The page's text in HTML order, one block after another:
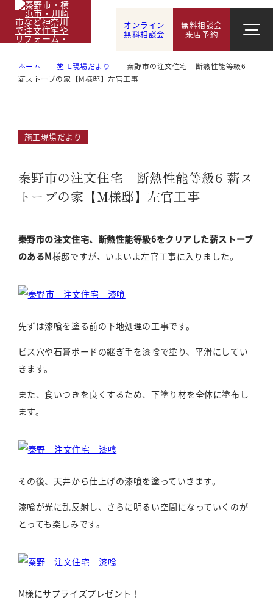
オンライン
無料相談会
無料相談会
来店予約
ホーム 施工現場だより
秦野市の注文住宅 断熱性能等級6
薪ストーブの家【M様邸】左官工事
施工現場だより
秦野市の注文住宅 断熱性能等級6 薪ス
トーブの家【M様邸】左官工事
秦野市の注文住宅、断熱性能等級6をクリアした薪ストーブ
のあるM様邸ですが、いよいよ左官工事に入りました。
先ずは漆喰を塗る前の下地処理の工事です。
ビス穴や石膏ボードの継ぎ手を漆喰で塗り、平滑にしてい
きます。
また、食いつきを良くするため、下塗り材を全体に塗布し
ます。
その後、天井から仕上げの漆喰を塗っていきます。
漆喰が光に乱反射し、さらに明るい空間になっていくのが
とっても楽しみです。
M様にサプライズプレゼント！